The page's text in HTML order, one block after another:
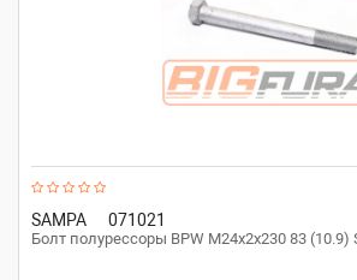
SAMPA 071021
Болт полурессоры BPW M24x2x230 83 (10.9)